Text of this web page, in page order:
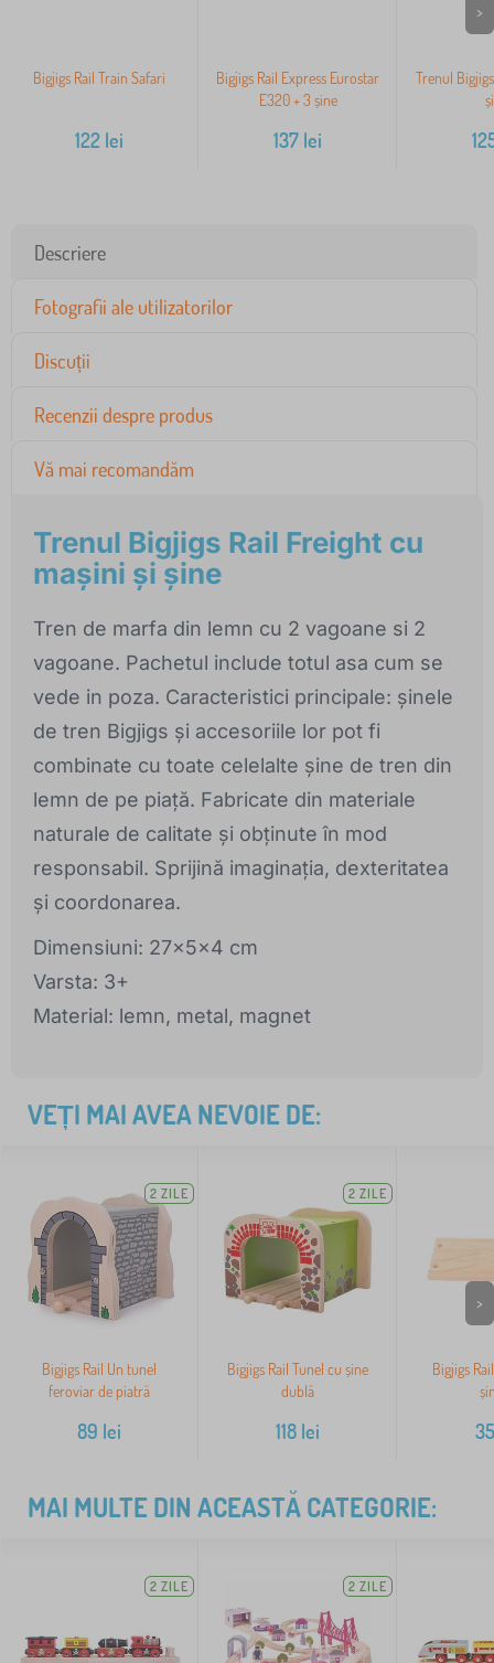
Bigjigs Rail Train Safari
122 lei
Bigjigs Rail Express Eurostar
E320 + 3 șine
137 lei
Trenul
>
Descriere
Fotografii ale utilizatorilor
Discuții
Recenzii despre produs
Vă mai recomandăm
Trenul Bigjigs Rail Freight cu
mașini și șine
Tren de marfa din lemn cu 2 vagoane si 2
vagoane. Pachetul include totul asa cum se
vede in poza. Caracteristici principale: șinele
de tren Bigjigs și accesoriile lor pot fi
combinate cu toate celelalte șine de tren din
lemn de pe piață. Fabricate din materiale
naturale de calitate și obținute în mod
responsabil. Sprijină imaginația, dexteritatea
și coordonarea.
Dimensiuni: 27x5x4 cm
Varsta: 3+
Material: lemn, metal, magnet
VEȚI MAI AVEA NEVOIE DE:
2 ZILE
Bigjigs Rail Un tunel
feroviar de piatră
89 lei
2 ZILE
Bigjigs Rail Tunel cu șine
dublă
118 lei
Bigjigs
35
>
MAI MULTE DIN ACEASTĂ CATEGORIE:
2 ZILE 2 ZILE